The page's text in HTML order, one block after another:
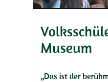
Museum
„Das ist der